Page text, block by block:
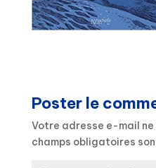
Poster le
Votre adresse e-mail ne
champs obligatoires